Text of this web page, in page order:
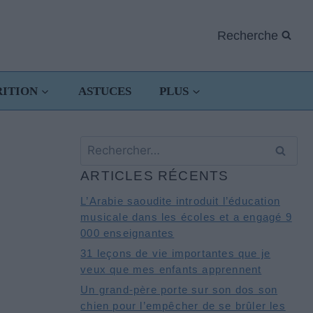
Recherche
ASTUCES PLUS
Rechercher :
ARTICLES RÉCENTS
L’Arabie saoudite introduit l’éducation
musicale dans les écoles et a engagé 9
000 enseignantes
31 leçons de vie importantes que je
veux que mes enfants apprennent
Un grand-père porte sur son dos son
chien pour l’empêcher de se brûler les